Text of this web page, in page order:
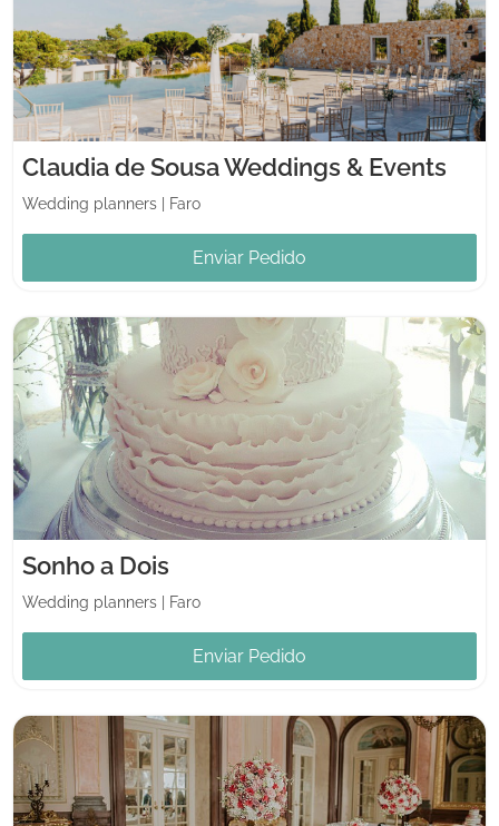
Claudia de Sousa Weddings & Events
Wedding planners Faro
Enviar Pedido
Sonho a Dois
Wedding planners Faro
Enviar Pedido